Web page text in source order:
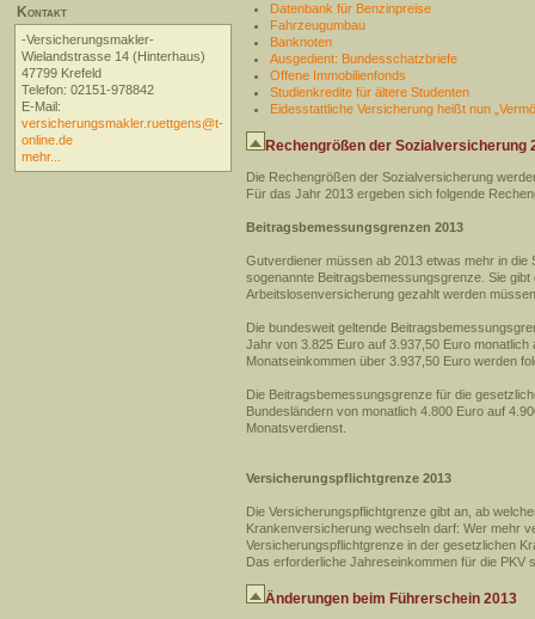
Kontakt
-Versicherungsmakler-
Wielandstrasse 14 (Hinterhaus)
47799 Krefeld
Telefon: 02151-978842
E-Mail:
versicherungsmakler.ruettgens@t-
online.de
mehr...
Datenbank für Benzinpreise
Fahrzeugumbau
Banknoten
Ausgedient: Bundesschatzbriefe
Offene Immobilienfonds
Studienkredite für ältere Studenten
Eidesstattliche Versicherung heißt nun
Rechengrößen der Sozialversicherung
Die Rechengrößen der Sozialversicherung
Für das Jahr 2013 ergeben sich folgende
Beitragsbemessungsgrenzen 2013
Gutverdiener müssen ab 2013 etwas mehr in
sogenannte Beitragsbemessungsgrenze. Sie
Arbeitslosenversicherung gezahlt werden
Die bundesweit geltende
Jahr von 3.825 Euro auf 3.937,50 Euro
Monatseinkommen über 3.937,50 Euro werden
Die Beitragsbemessungsgrenze für die
Bundesländern von monatlich 4.800 Euro auf
Monatsverdienst.
Versicherungspflichtgrenze 2013
Die Versicherungspflichtgrenze gibt an, ab
Krankenversicherung wechseln darf: Wer mehr
Versicherungspflichtgrenze in der gesetzlichen
Das erforderliche Jahreseinkommen für die PKV
Änderungen beim Führerschein 2013